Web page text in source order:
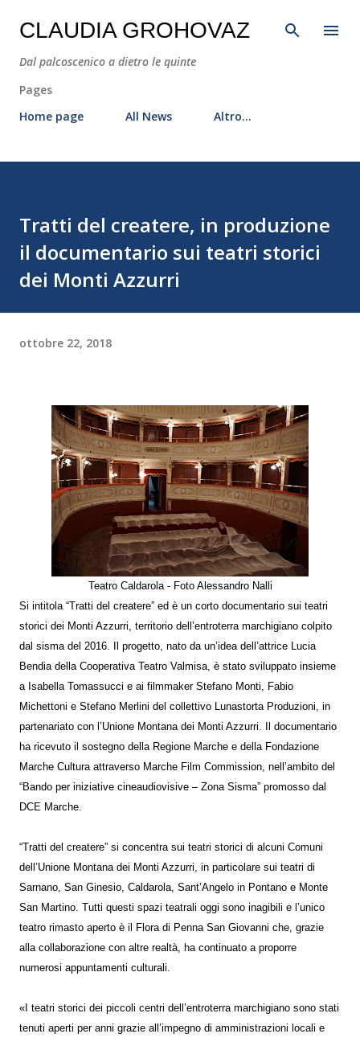
Passa ai contenuti principali
CLAUDIA GROHOVAZ
Dal palcoscenico a dietro le quinte
Pages
Home page
All News Altro…
Tratti del createre, in produzione
il documentario sui teatri storici
dei Monti Azzurri
ottobre 22, 2018
Teatro Caldarola - Foto Alessandro Nalli
Si intitola “Tratti del createre” ed è un corto documentario sui teatri
storici dei Monti Azzurri, territorio dell’entroterra marchigiano colpito
dal sisma del 2016. Il progetto, nato da un’idea dell’attrice Lucia
Bendia della Cooperativa Teatro Valmisa, è stato sviluppato insieme
a Isabella Tomassucci e ai filmmaker Stefano Monti, Fabio
Michettoni e Stefano Merlini del collettivo Lunastorta Produzioni, in
partenariato con l’Unione Montana dei Monti Azzurri. Il documentario
ha ricevuto il sostegno della Regione Marche e della Fondazione
Marche Cultura attraverso Marche Film Commission, nell’ambito del
“Bando per iniziative cineaudiovisive – Zona Sisma” promosso dal
DCE Marche.
“Tratti del createre” si concentra sui teatri storici di alcuni Comuni
dell’Unione Montana dei Monti Azzurri, in particolare sui teatri di
Sarnano, San Ginesio, Caldarola, Sant’Angelo in Pontano e Monte
San Martino. Tutti questi spazi teatrali oggi sono inagibili e l’unico
teatro rimasto aperto è il Flora di Penna San Giovanni che, grazie
alla collaborazione con altre realtà, ha continuato a proporre
numerosi appuntamenti culturali.
«I teatri storici dei piccoli centri dell’entroterra marchigiano sono stati
tenuti aperti per anni grazie all’impegno di amministrazioni locali e